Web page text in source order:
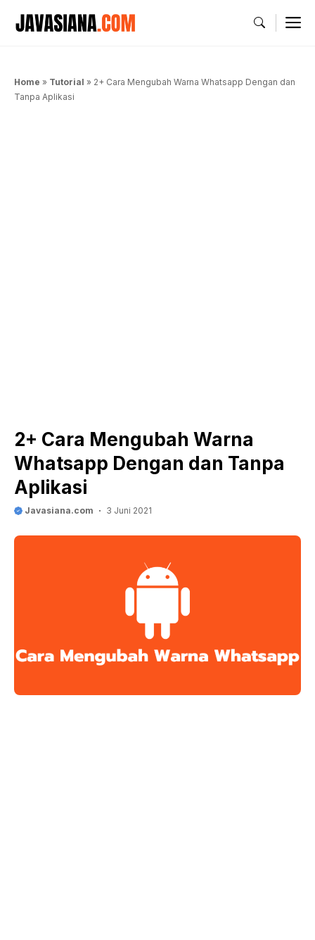
Home » Tutorial » 2+ Cara Mengubah Warna Whatsapp Dengan dan
Tanpa Aplikasi
2+ Cara Mengubah Warna
Whatsapp Dengan dan Tanpa
Aplikasi
Javasiana.com 3 Juni 2021